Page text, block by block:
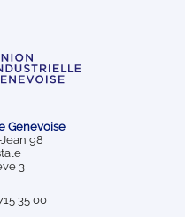
Genevoise
98
3
35 00